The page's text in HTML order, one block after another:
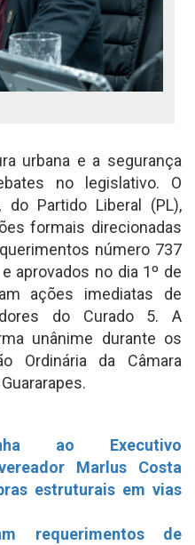
urbana e a segurança
no legislativo. O
do Partido Liberal (PL),
formais direcionadas
número 737
aprovados no dia 1º de
ações imediatas de
do Curado 5. A
unânime durante os
Ordinária da Câmara
ao Executivo
Marlus Costa
estruturais em vias
requerimentos de